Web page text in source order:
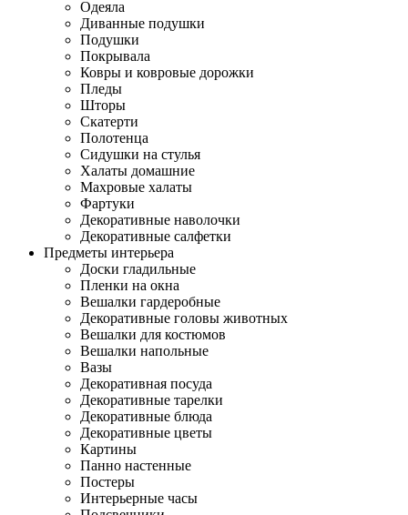
Одеяла
Диванные подушки
Подушки
Покрывала
Ковры и ковровые дорожки
Пледы
Шторы
Скатерти
Полотенца
Сидушки на стулья
Халаты домашние
Махровые халаты
Фартуки
Декоративные наволочки
Декоративные салфетки
Предметы интерьера
Доски гладильные
Пленки на окна
Вешалки гардеробные
Декоративные головы животных
Вешалки для костюмов
Вешалки напольные
Вазы
Декоративная посуда
Декоративные тарелки
Декоративные блюда
Декоративные цветы
Картины
Панно настенные
Постеры
Интерьерные часы